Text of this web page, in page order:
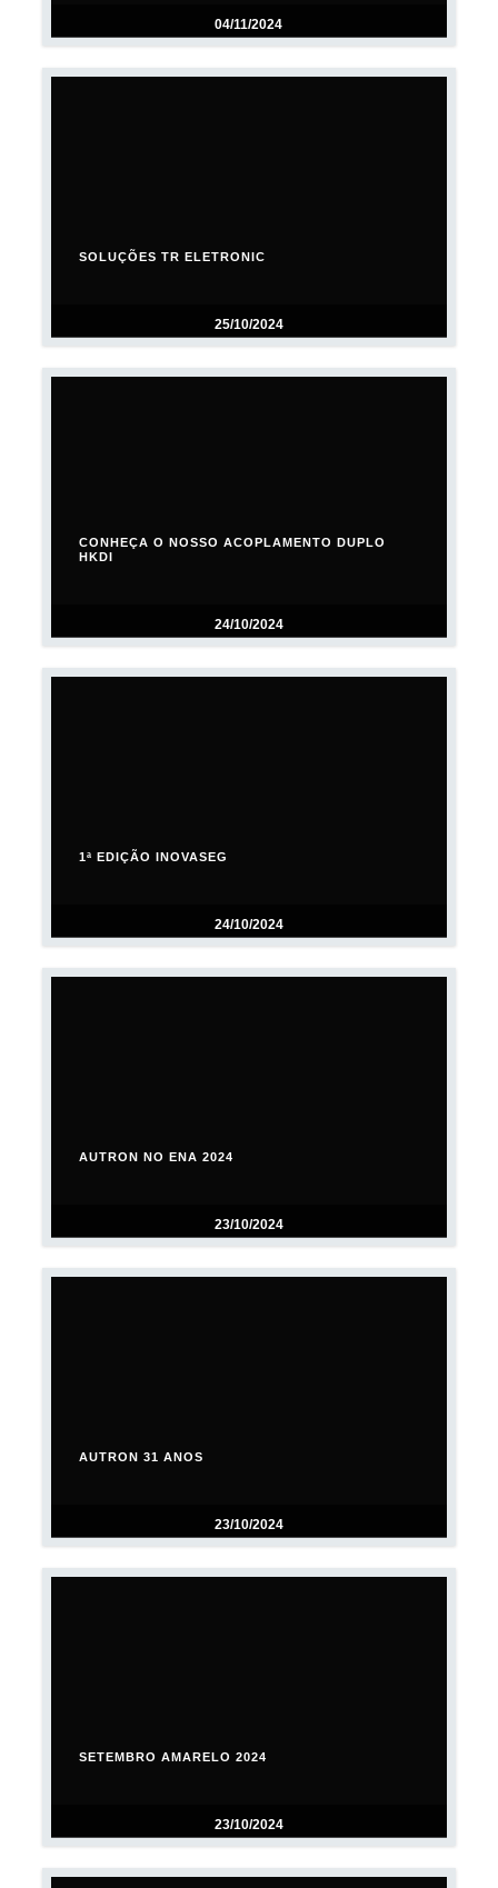
04/11/2024
25/10/2024
SOLUÇÕES TR ELETRONIC
24/10/2024
CONHEÇA O NOSSO ACOPLAMENTO DUPLO
HKDI
24/10/2024
1ª EDIÇÃO INOVASEG
23/10/2024
AUTRON NO ENA 2024
23/10/2024
AUTRON 31 ANOS
23/10/2024
SETEMBRO AMARELO 2024